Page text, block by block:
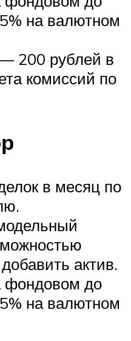
на валютном
200 рублей в
комиссий по
в месяц по
актив.
до
на валютном